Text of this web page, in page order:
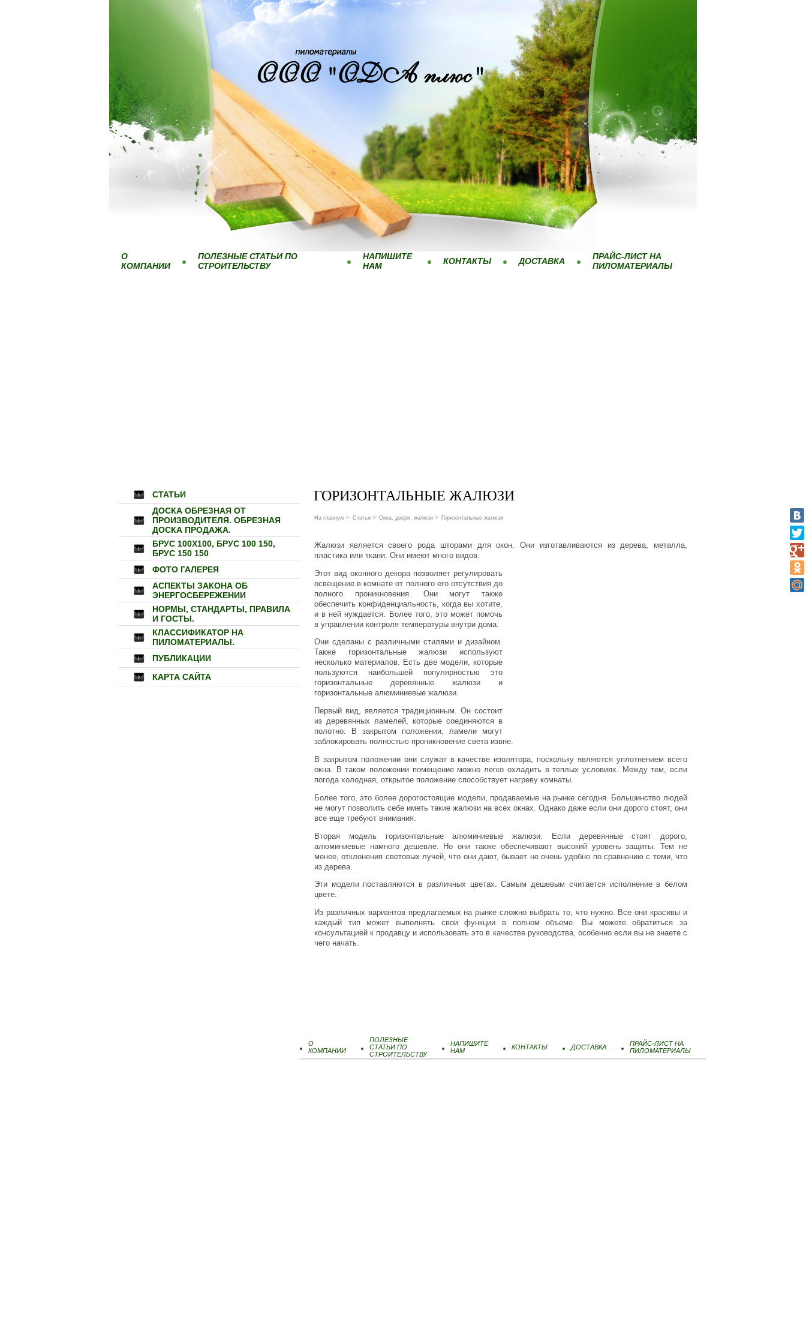
О
КОМПАНИИ
ПОЛЕЗНЫЕ СТАТЬИ ПО
СТРОИТЕЛЬСТВУ
НАПИШИТЕ
НАМ
КОНТАКТЫ ДОСТАВКА
ПРАЙС-ЛИСТ НА
ПИЛОМАТЕРИАЛЫ
СТАТЬИ
ДОСКА ОБРЕЗНАЯ ОТ
ПРОИЗВОДИТЕЛЯ. ОБРЕЗНАЯ
ДОСКА ПРОДАЖА.
БРУС 100Х100, БРУС 100 150,
БРУС 150 150
ФОТО ГАЛЕРЕЯ
АСПЕКТЫ ЗАКОНА ОБ
ЭНЕРГОСБЕРЕЖЕНИИ
НОРМЫ, СТАНДАРТЫ, ПРАВИЛА
И ГОСТЫ.
КЛАССИФИКАТОР НА
ПИЛОМАТЕРИАЛЫ.
ПУБЛИКАЦИИ
КАРТА САЙТА
ГОРИЗОНТАЛЬНЫЕ ЖАЛЮЗИ
На главную > Статьи > Окна, двери, жалюзи > Горизонтальные жалюзи
Жалюзи является своего рода шторами для окон. Они изготавливаются из дерева, металла,
пластика или ткани. Они имеют много видов.
Этот вид оконного декора позволяет регулировать
освещение в комнате от полного его отсутствия до
полного проникновения. Они могут также
обеспечить конфиденциальность, когда вы хотите,
и в ней нуждается. Более того, это может помочь
в управлении контроля температуры внутри дома.
Они сделаны с различными стилями и дизайном.
Также горизонтальные жалюзи используют
несколько материалов. Есть две модели, которые
пользуются наибольшей популярностью это
горизонтальные деревянные жалюзи и
горизонтальные алюминиевые жалюзи.
Первый вид, является традиционным. Он состоит
из деревянных ламелей, которые соединяются в
полотно. В закрытом положении, ламели могут
заблокировать полностью проникновение света извне.
В закрытом положении они служат в качестве изолятора, поскольку являются уплотнением всего
окна. В таком положении помещение можно легко охладить в теплых условиях. Между тем, если
погода холодная, открытое положение способствует нагреву комнаты.
Более того, это более дорогостоящие модели, продаваемые на рынке сегодня. Большинство людей
не могут позволить себе иметь такие жалюзи на всех окнах. Однако даже если они дорого стоят, они
все еще требуют внимания.
Вторая модель горизонтальные алюминиевые жалюзи. Если деревянные стоят дорого,
алюминиевые намного дешевле. Но они также обеспечивают высокий уровень защиты. Тем не
менее, отклонения световых лучей, что они дают, бывает не очень удобно по сравнению с теми, что
из дерева.
Эти модели поставляются в различных цветах. Самым дешевым считается исполнение в белом
цвете.
Из различных вариантов предлагаемых на рынке сложно выбрать то, что нужно. Все они красивы и
каждый тип может выполнять свои функции в полном объеме. Вы можете обратиться за
консультацией к продавцу и использовать это в качестве руководства, особенно если вы не знаете с
чего начать.
О
КОМПАНИИ
ПОЛЕЗНЫЕ
СТАТЬИ ПО
СТРОИТЕЛЬСТВУ
НАПИШИТЕ
НАМ
КОНТАКТЫ ДОСТАВКА
ПРАЙС-ЛИСТ НА
ПИЛОМАТЕРИАЛЫ